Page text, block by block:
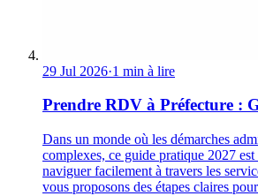
29 Jul 2026·1 min à lire
Prendre RDV à Préfecture :
Dans un monde où les démarches
complexes, ce guide pratique 2027
naviguer facilement à travers les
vous proposons des étapes claires